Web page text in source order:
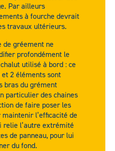
Par ailleurs
à fourche devrait
travaux ultérieurs.
de gréement ne
profondément le
utilisé à bord : ce
2 éléments sont
bras du grément
particulier des chaines
de faire poser les
l’efficacité de
relie l’autre extrémité
de panneau, pour lui
du fond.